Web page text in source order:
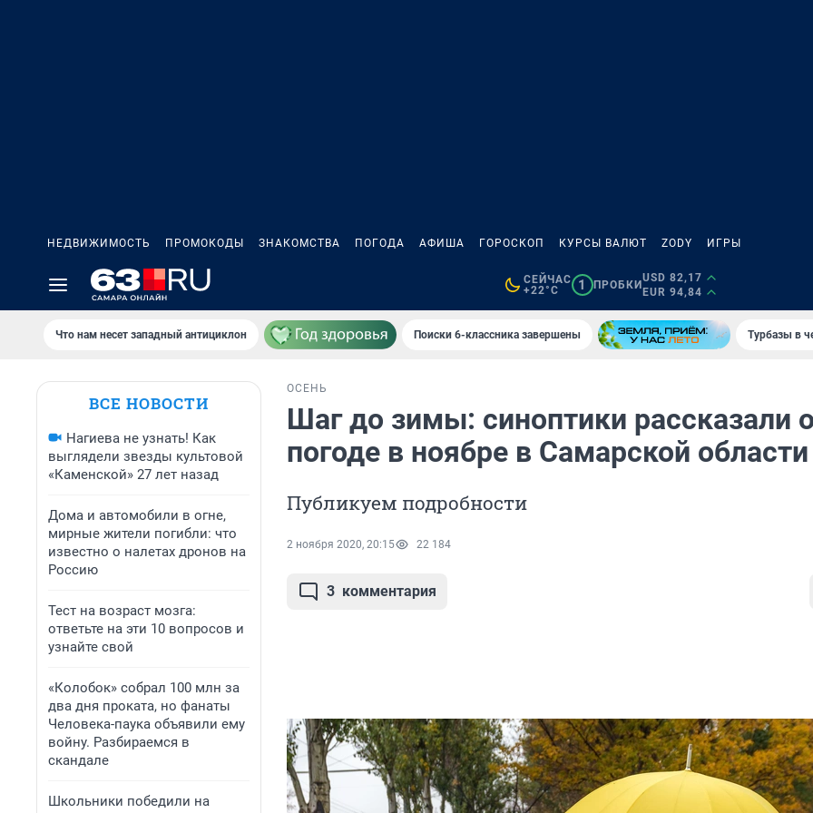
НЕДВИЖИМОСТЬ ПРОМОКОДЫ ЗНАКОМСТВА ПОГОДА АФИША ГОРОСКОП КУРСЫ ВАЛЮТ ZODY ИГРЫ
СЕЙЧАС
+22°C
1 ПРОБКИ
USD 82,17
EUR 94,84
Что нам несет западный антициклон Поиски 6-классника завершены Турбазы в
ВСЕ НОВОСТИ
Нагиева не узнать! Как
выглядели звезды культовой
«Каменской» 27 лет назад
Дома и автомобили в огне,
мирные жители погибли: что
известно о налетах дронов на
Россию
Тест на возраст мозга:
ответьте на эти 10 вопросов и
узнайте свой
«Колобок» собрал 100 млн за
два дня проката, но фанаты
Человека-паука объявили ему
войну. Разбираемся в
скандале
Школьники победили на
ОСЕНЬ
Шаг до зимы: синоптики рассказали
погоде в ноябре в Самарской области
Публикуем подробности
2 ноября 2020, 20:15 22 184
3 комментария